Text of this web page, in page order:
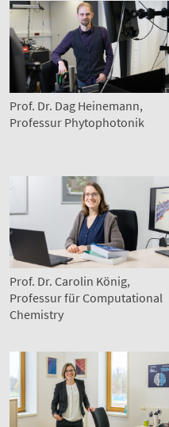
Prof. Dr. Dag Heinemann,
Professur Phytophotonik
Prof. Dr. Carolin König,
Professur für Computational
Chemistry